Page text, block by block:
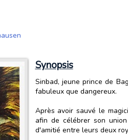
Synopsis
Sinbad, jeune prince de
fabuleux que dangereux.
Après avoir sauvé le
afin de célébrer son
d'amitié entre leurs deux